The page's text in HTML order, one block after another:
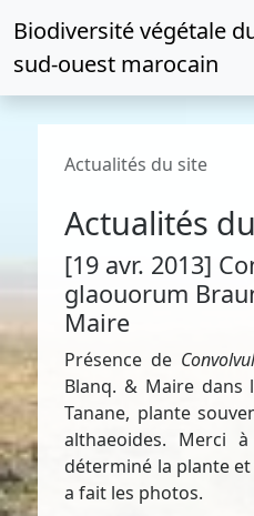
Biodiversité végétale
sud-ouest marocain
Actualités du site
Actualités
[19 avr. 2013]
glaouorum
Maire
Présence de
Blanq. & Maire dans
Tanane, plante
althaeoides. Merci
déterminé la plante
a fait les photos.